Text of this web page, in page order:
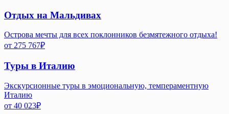
Отдых на Мальдивах
Острова мечты для всех поклонников безмятежного отдыха!
от 275 767₽
Туры в Италию
Экскурсионные туры в эмоциональную, темпераментную
Италию
от 40 023₽